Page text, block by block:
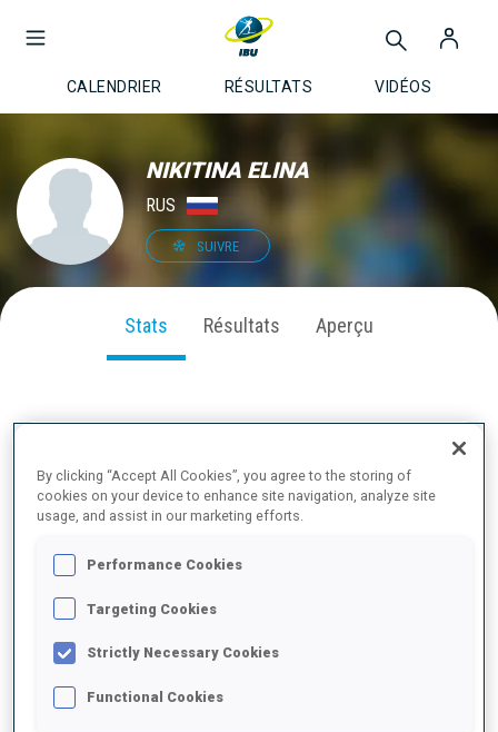
CALENDRIER RÉSULTATS VIDÉOS
NIKITINA ELINA
RUS
SUIVRE
Stats Résultats Aperçu
2025/2026
MOYENNE DE PERFORMANCE
By clicking “Accept All Cookies”, you agree to the storing of
cookies on your device to enhance site navigation, analyze site
usage, and assist in our marketing efforts.
Performance Cookies
Targeting Cookies
Strictly Necessary Cookies
Functional Cookies